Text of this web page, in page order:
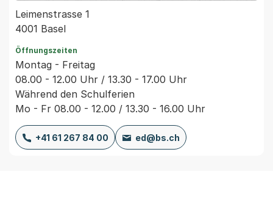
Leimenstrasse 1
4001 Basel
Öffnungszeiten
Montag - Freitag
08.00 - 12.00 Uhr / 13.30 - 17.00 Uhr
Während den Schulferien
Mo - Fr 08.00 - 12.00 / 13.30 - 16.00 Uhr
+41 61 267 84 00 ed@bs.ch